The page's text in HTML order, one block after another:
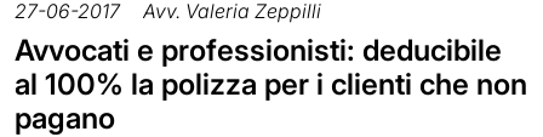
27-06-2017 Avv. Valeria Zeppilli
Avvocati e professionisti: deducibile
al 100% la polizza per i clienti che non
pagano